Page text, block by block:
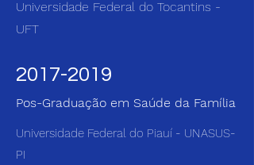
Universidade Federal do Tocantins -
UFT
2017-2019
Pos-Graduação em Saúde da Família
Universidade Federal do Piauí - UNASUS-
PI